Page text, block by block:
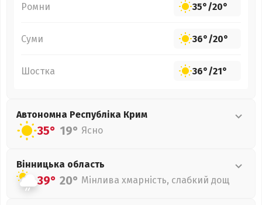
Ромни 35°/20°
Суми 36°/20°
Шостка 36°/21°
Автономна Республіка Крим
35° 19° Ясно
Вінницька область
39° 20° Мінлива хмарність, слабкий дощ